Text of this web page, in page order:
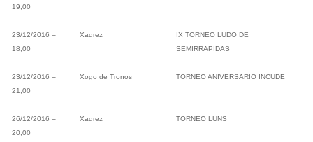
19,00
23/12/2016 –
18,00
Xadrez
IX TORNEO LUDO DE
SEMIRRAPIDAS
23/12/2016 –
21,00
Xogo de Tronos TORNEO ANIVERSARIO INCUDE
26/12/2016 –
20,00
Xadrez TORNEO LUNS